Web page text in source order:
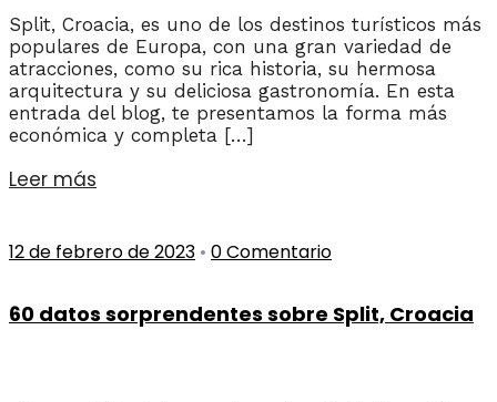
Split, Croacia, es uno de los destinos turísticos más
populares de Europa, con una gran variedad de
atracciones, como su rica historia, su hermosa
arquitectura y su deliciosa gastronomía. En esta
entrada del blog, te presentamos la forma más
económica y completa […]
Leer más
12 de febrero de 2023 • 0 Comentario
60 datos sorprendentes sobre Split, Croacia